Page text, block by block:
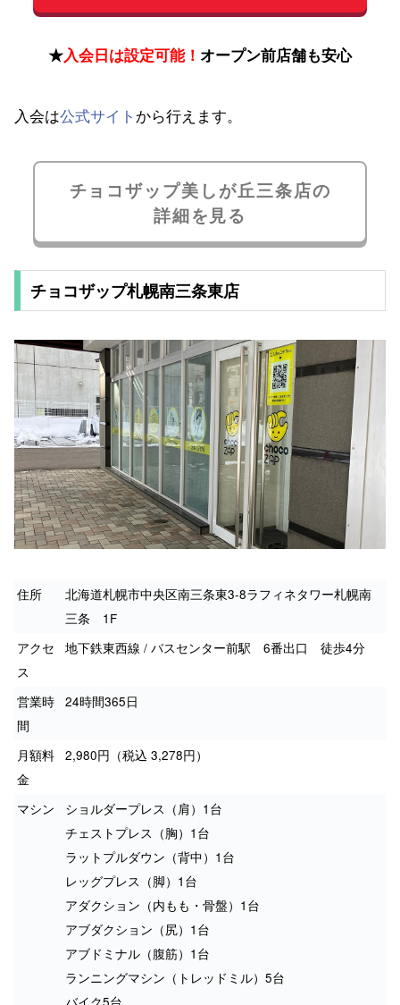
★入会日は設定可能！ オープン前店舗も安心
入会は公式サイト から行えます。
チョコザップ美しが丘三条店の
詳細を見る
チョコザップ札幌南三条東店
住所
北海道札幌市中央区南三条東3-8ラフィネタワー札幌南
三条 1F
アクセ
ス
地下鉄東西線 / バスセンター前駅 6番出口 徒歩4分
営業時
間
24時間365日
月額料
金
2,980円（税込 3,278円）
マシン
ショルダープレス（肩）1台
チェストプレス（胸）1台
ラットプルダウン（背中）1台
レッグプレス（脚）1台
アダクション（内もも・骨盤）1台
アブダクション（尻）1台
アブドミナル（腹筋）1台
ランニングマシン（トレッドミル）5台